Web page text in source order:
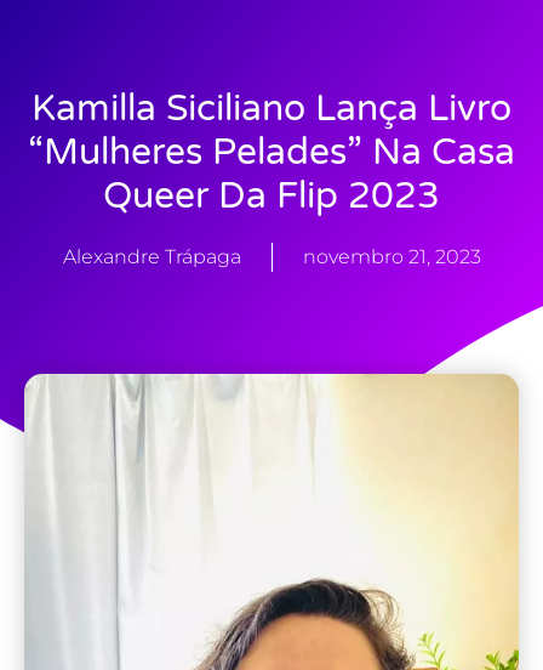
Kamilla Siciliano Lança Livro
“Mulheres Pelades” Na Casa
Queer Da Flip 2023
Alexandre Trápaga novembro 21, 2023